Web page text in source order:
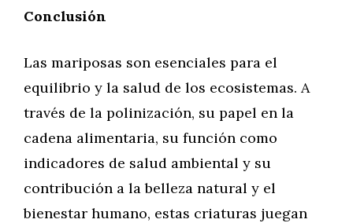
Conclusión
Las mariposas son esenciales para el
equilibrio y la salud de los ecosistemas. A
través de la polinización, su papel en la
cadena alimentaria, su función como
indicadores de salud ambiental y su
contribución a la belleza natural y el
bienestar humano, estas criaturas juegan